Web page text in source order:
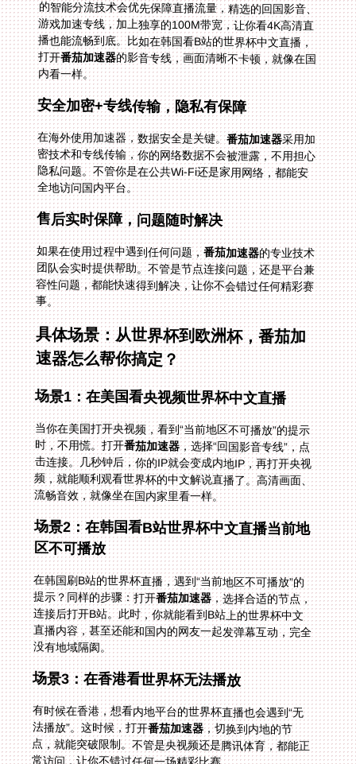
打开番茄加速器的影音专线，画面清晰不卡顿，就像在国
内看一样。
安全加密+专线传输，隐私有保障
在海外使用加速器，数据安全是关键。番茄加速器采用加
密技术和专线传输，你的网络数据不会被泄露，不用担心
隐私问题。不管你是在公共Wi-Fi还是家用网络，都能安
全地访问国内平台。
售后实时保障，问题随时解决
如果在使用过程中遇到任何问题，番茄加速器的专业技术
团队会实时提供帮助。不管是节点连接问题，还是平台兼
容性问题，都能快速得到解决，让你不会错过任何精彩赛
事。
具体场景：从世界杯到欧洲杯，番茄加
速器怎么帮你搞定？
场景1：在美国看央视频世界杯中文直播
当你在美国打开央视频，看到“当前地区不可播放”的提示
时，不用慌。打开番茄加速器，选择“回国影音专线”，点
击连接。几秒钟后，你的IP就会变成内地IP，再打开央视
频，就能顺利观看世界杯的中文解说直播了。高清画面、
流畅音效，就像坐在国内家里看一样。
场景2：在韩国看B站世界杯中文直播当前地
区不可播放
在韩国刷B站的世界杯直播，遇到“当前地区不可播放”的
提示？同样的步骤：打开番茄加速器，选择合适的节点，
连接后打开B站。此时，你就能看到B站上的世界杯中文
直播内容，甚至还能和国内的网友一起发弹幕互动，完全
没有地域隔阂。
场景3：在香港看世界杯无法播放
有时候在香港，想看内地平台的世界杯直播也会遇到“无
法播放”。这时候，打开番茄加速器，切换到内地的节
点，就能突破限制。不管是央视频还是腾讯体育，都能正